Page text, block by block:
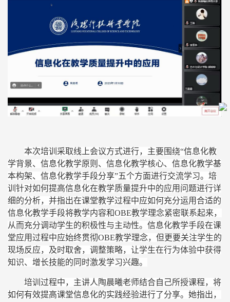
本次培训采取线上会议方式进行，主要围绕“信息化教
学背景、信息化教学原则 、 信息化教学核心、 信息化教学基
本构架、信息化教学手段分享”五个方面进行交流学习。 培
训针对如何提高信息化在教学质量提升中的应用问题进行详
细的分析， 并指出在课堂教学过程中应如何充分运用合适的
信息化教学手段将教学内容和OBE教学理念紧密联系起来，
从而充分调动学生的积极性与主动性。 信息化教学手段在课
堂应用过程中应始终贯彻OBE教学理念，但更要关注学生的
现场反应， 及时取舍， 调整策略， 让学生在行为体验中获得
知识、增长技能的同时激发学习兴趣。
培训过程中， 主讲人陶晨曦老师结合自己所授课程， 将
如何有效提高课堂信息化的实践经验进行了分享。她指出，